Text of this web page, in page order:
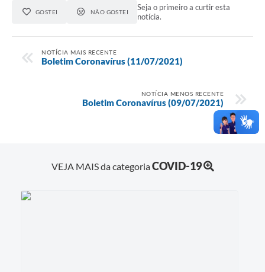
GOSTEI NÃO GOSTEI
Seja o primeiro a curtir esta
notícia.
NOTÍCIA MAIS RECENTE
Boletim Coronavírus (11/07/2021)
NOTÍCIA MENOS RECENTE
Boletim Coronavírus (09/07/2021)
VEJA MAIS da categoriaCOVID-19